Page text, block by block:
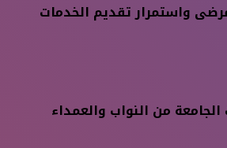
واستمرار تقديم الخدمات
من النواب والعمداء